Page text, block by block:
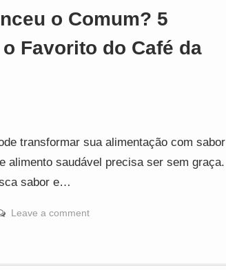
o Comum? 5
Favorito do Café da
transformar sua alimentação com sabor
alimento saudável precisa ser sem graça.
sabor e…
Leave a comment